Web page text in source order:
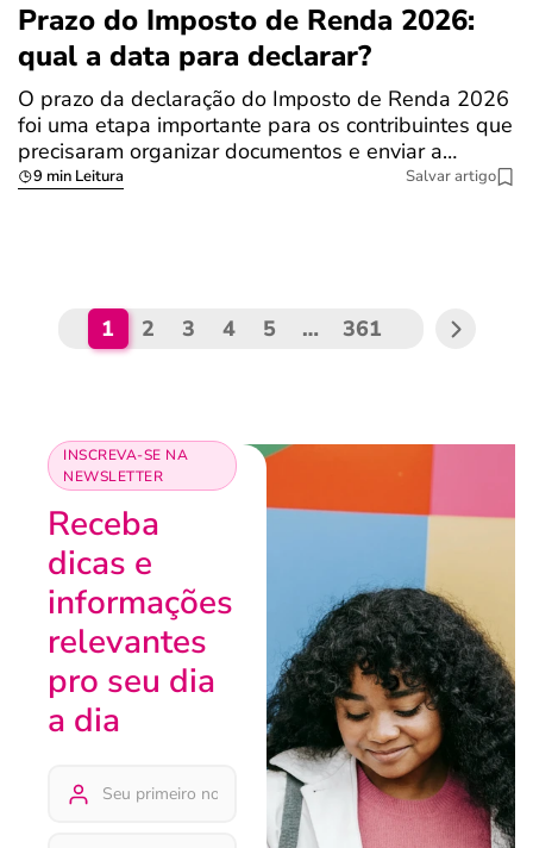
Prazo do Imposto de Renda 2026:
qual a data para declarar?
O prazo da declaração do Imposto de Renda 2026
foi uma etapa importante para os contribuintes que
precisaram organizar documentos e enviar a…
9 min Leitura Salvar artigo
1 2 3 4 5 … 361
INSCREVA-SE NA
NEWSLETTER
Receba
dicas e
informações
relevantes
pro seu dia
a dia